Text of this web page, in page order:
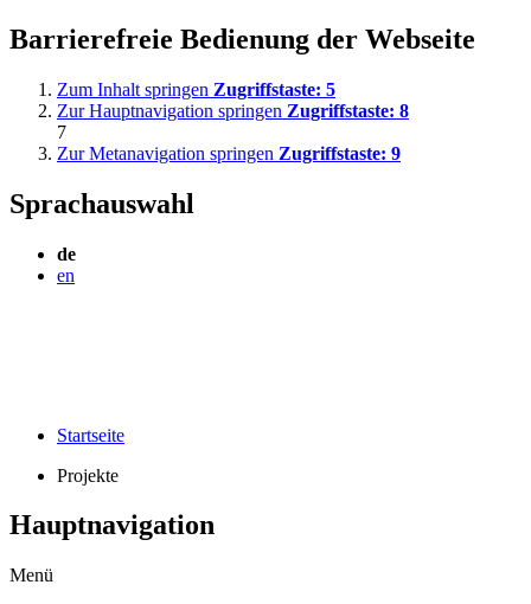
Barrierefreie Bedienung der Webseite
Zum Inhalt springen Zugriffstaste: 5
Zur Hauptnavigation springen Zugriffstaste: 8
7
Zur Metanavigation springen Zugriffstaste: 9
Sprachauswahl
de
en
Startseite
Projekte
Hauptnavigation
Menü